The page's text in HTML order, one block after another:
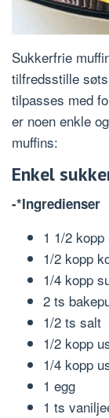
Sukkerfrie
tilfredsstille
tilpasses med
er noen enkle
muffins:
Enkel
-*Ingredienser
1 1/2 kopp
1/2 kopp
1/4 kopp
2 ts
1/2 ts salt
1/2 kopp
1/4 kopp
1 egg
1 ts